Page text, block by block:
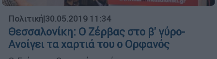
Πολιτική|30.05.2019 11:34
Θεσσαλονίκη: O Ζέρβας στο β' γύρο-
Ανοίγει τα χαρτιά του ο Ορφανός